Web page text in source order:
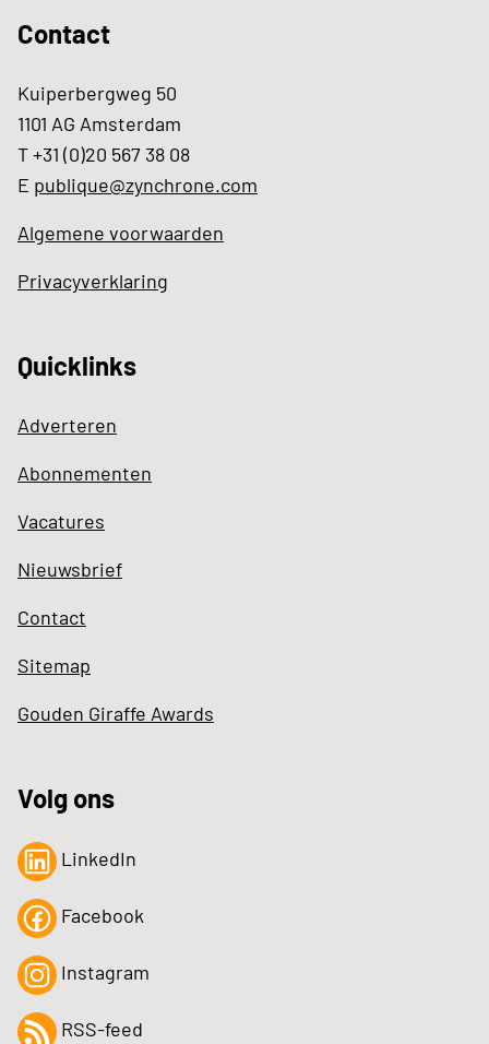
Contact
Kuiperbergweg 50
1101 AG Amsterdam
T +31 (0)20 567 38 08
E publique@zynchrone.com
Algemene voorwaarden
Privacyverklaring
Quicklinks
Adverteren
Abonnementen
Vacatures
Nieuwsbrief
Contact
Sitemap
Gouden Giraffe Awards
Volg ons
LinkedIn
Facebook
Instagram
RSS-feed